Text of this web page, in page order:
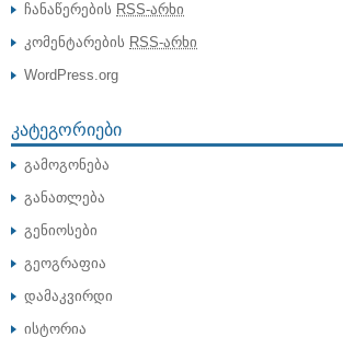
ჩანაწერების RSS-არხი
კომენტარების RSS-არხი
WordPress.org
ᲙᲐᲢᲔᲒᲝᲠᲘᲔᲑᲘ
გამოგონება
განათლება
გენიოსები
გეოგრაფია
დამაკვირდი
ისტორია